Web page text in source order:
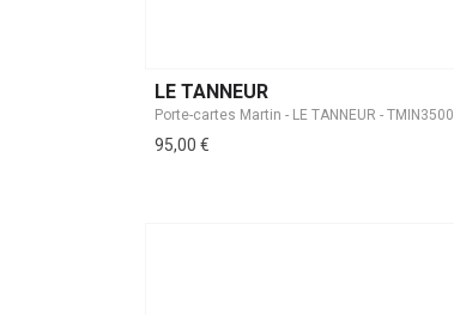
LE TANNEUR
Porte-cartes Martin - LE TANNEUR - TMIN3500
95,00 €